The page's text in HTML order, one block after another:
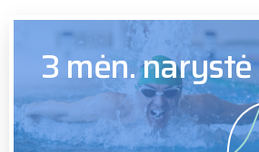
3 mėn. narystė